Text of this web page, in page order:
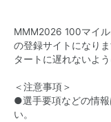
MMM2026 100マイ
の登録サイトになり
タートに遅れないよ
＜注意事項＞
●選手要項などの情報
い。